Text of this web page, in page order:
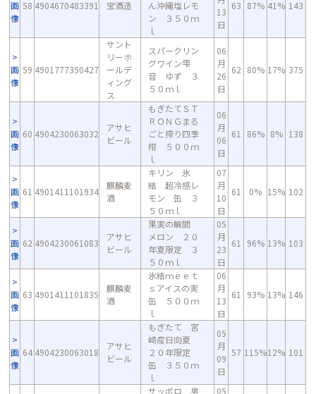
画
像
58 4904670483391 宝酒造
ん沖縄塩レモ
ン ３５０ｍ
ｌ
13
日
63 87% 41% 143
画
像
59 4901777350427
サント
リーホ
ールデ
ィング
ス
スパークリン
グワイン雫
音 ゆず ３
５０ｍｌ
06
月
26
日
62 80% 17% 375
画
像
60 4904230063032
アサヒ
ビール
もぎたてＳＴ
ＲＯＮＧまる
ごと搾り四季
柑 ５００ｍ
ｌ
06
月
06
日
61 86% 8% 138
画
像
61 4901411101934
麒麟麦
酒
キリン 氷
結 超冷感レ
モン 缶 ３
５０ｍｌ
07
月
10
日
61 0% 15% 102
画
像
62 4904230061083
アサヒ
ビール
果実の瞬間
メロン ２０
年夏限定 ３
５０ｍｌ
05
月
23
日
61 96% 13% 103
画
像
63 4901411101835
麒麟麦
酒
氷結ｍｅｅｔ
ｓアイスの実
缶 ５００ｍ
ｌ
06
月
13
日
61 93% 13% 146
画
像
64 4904230063018
アサヒ
ビール
もぎたて 宮
崎産日向夏
２０年限定
缶 ３５０ｍ
ｌ
05
月
09
日
57 115%12% 101
サッポロ 男 05